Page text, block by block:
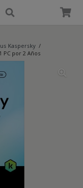
Kaspersky /
PC por 2 Años